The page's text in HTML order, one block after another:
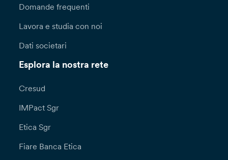
Domande frequenti
Lavora e studia con noi
Dati societari
Esplora la nostra rete
Cresud
IMPact Sgr
Etica Sgr
Fiare Banca Etica